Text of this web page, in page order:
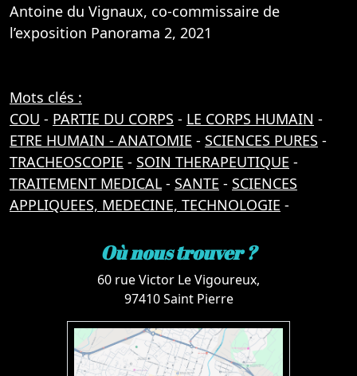
Antoine du Vignaux, co-commissaire de
l’exposition Panorama 2, 2021
Mots clés :
COU - PARTIE DU CORPS - LE CORPS HUMAIN -
ETRE HUMAIN - ANATOMIE - SCIENCES PURES -
TRACHEOSCOPIE - SOIN THERAPEUTIQUE -
TRAITEMENT MEDICAL - SANTE - SCIENCES
APPLIQUEES, MEDECINE, TECHNOLOGIE -
Où nous trouver ?
60 rue Victor Le Vigoureux,
97410 Saint Pierre